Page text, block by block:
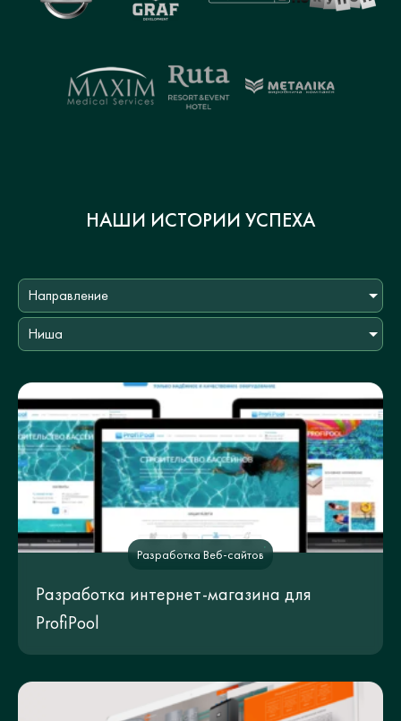
НАШИ ИСТОРИИ УСПЕХА
Направление
Ниша
Разработка Веб-сайтов
Разработка интернет-магазина для
ProfiPool